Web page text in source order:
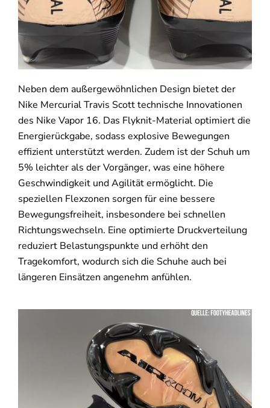
Neben dem außergewöhnlichen Design bietet der
Nike Mercurial Travis Scott technische Innovationen
des Nike Vapor 16. Das Flyknit-Material optimiert die
Energierückgabe, sodass explosive Bewegungen
effizient unterstützt werden. Zudem ist der Schuh um
5% leichter als der Vorgänger, was eine höhere
Geschwindigkeit und Agilität ermöglicht. Die
speziellen Flexzonen sorgen für eine bessere
Bewegungsfreiheit, insbesondere bei schnellen
Richtungswechseln. Eine optimierte Druckverteilung
reduziert Belastungspunkte und erhöht den
Tragekomfort, wodurch sich die Schuhe auch bei
längeren Einsätzen angenehm anfühlen.